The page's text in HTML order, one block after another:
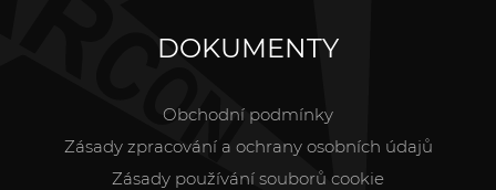
DOKUMENTY
Obchodní podmínky
Zásady zpracování a ochrany osobních údajů
Zásady používání souborů cookie